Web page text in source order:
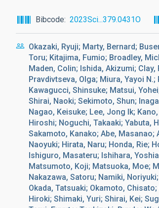
a
la
navegación
Bibcode 2023Sci...379.0431O
Okazaki, Ryuji; Marty, Bernard;
Toru; Kitajima, Fumio; Broadley,
Maden, Colin; Ishida, Akizumi;
Pravdivtseva, Olga; Miura, Yayoi
Kawagucci, Shinsuke; Matsui,
Shirai, Naoki; Sekimoto, Shun;
Nagao, Keisuke; Lee, Jong Ik;
Hiroshi; Noguchi, Takaaki; Yabuta,
Sakamoto, Kanako; Abe, Masanao;
Naoyuki; Hirata, Naru; Honda, Rie;
Ishiguro, Masateru; Ishihara,
Matsumoto, Koji; Matsuoka, Moe;
Nakazawa, Satoru; Namiki,
Okada, Tatsuaki; Okamoto,
Hiroki; Shimaki, Yuri; Shirai, Kei;